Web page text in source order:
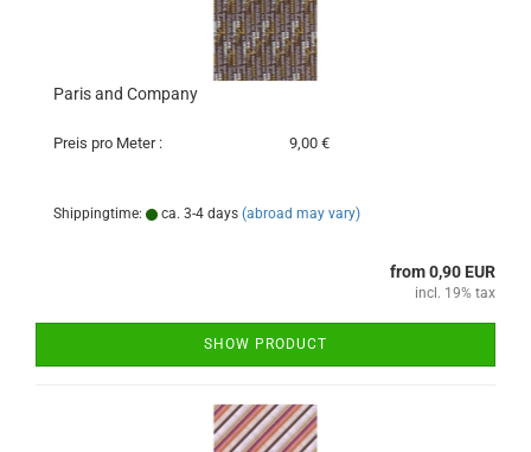
Paris and Company
Preis pro Meter : 9,00 €
Shippingtime: ca. 3-4 days (abroad may vary)
from 0,90 EUR
incl. 19% tax
SHOW PRODUCT